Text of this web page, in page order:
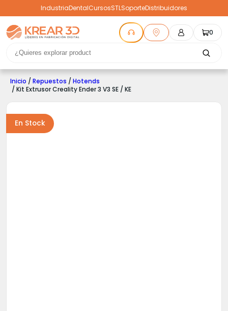
IndustriaDentalCursosSTLSoporteDistribuidores
0
Inicio / Repuestos / Hotends
/ Kit Extrusor Creality Ender 3 V3 SE / KE
En Stock